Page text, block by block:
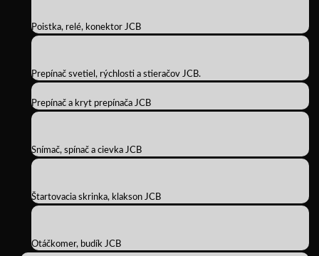
Poistka, relé, konektor JCB
Prepínač svetiel, rýchlosti a stieračov JCB.
Prepínač a kryt prepínača JCB
Snímač, spínač a cievka JCB
Štartovacia skrinka, klakson JCB
Otáčkomer, budík JCB